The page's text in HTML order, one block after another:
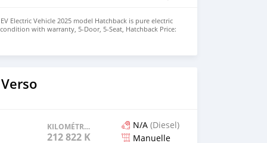
Electric Vehicle 2025 model Hatchback is pure electric
with warranty, 5-Door, 5-Seat, Hatchback Price:
colors available WHATSAPP NUMBER: +447424958730
KILOMÉTRAGE
212 822 KM
N/A (Diesel)
Manuelle